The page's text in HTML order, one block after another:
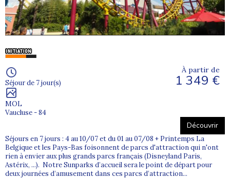
Séjour de 7 jour(s)
MOL
Vaucluse - 84
À partir de
1 349 €
Découvrir
Séjours en 7 jours : 4 au 10/07 et du 01 au 07/08 + Printemps La
Belgique et les Pays-Bas foisonnent de parcs d'attraction qui n'ont
rien à envier aux plus grands parcs français (Disneyland Paris,
Astérix, ...). Notre Sunparks d’accueil sera le point de départ pour
deux journées d’amusement dans ces parcs d’attraction...